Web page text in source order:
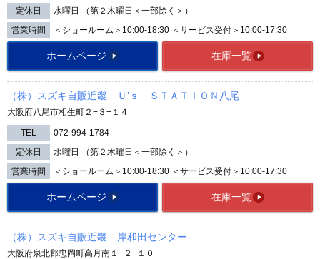
定休日
水曜日 （第２木曜日＜一部除く＞）
営業時間
＜ショールーム＞10:00-18:30 ＜サービス受付＞10:00-17:30
ホームページ 在庫一覧
（株）スズキ自販近畿 Ｕ’ｓ ＳＴＡＴＩＯＮ八尾
大阪府八尾市相生町２−３−１４
TEL
072-994-1784
定休日
水曜日 （第２木曜日＜一部除く＞）
営業時間
＜ショールーム＞10:00-18:30 ＜サービス受付＞10:00-17:30
ホームページ 在庫一覧
（株）スズキ自販近畿 岸和田センター
大阪府泉北郡忠岡町高月南１−２−１０